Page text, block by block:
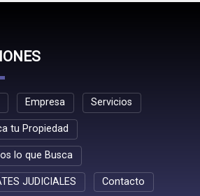
Empresa Servicios
tu Propiedad
lo que Busca
JUDICIALES Contacto